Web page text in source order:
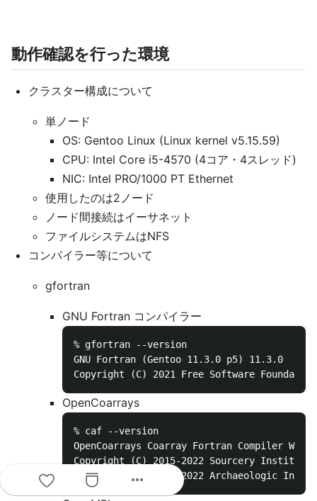
動作確認を行った環境
クラスター構成について
単ノード
OS: Gentoo Linux (Linux kernel v5.15.59)
CPU: Intel Core i5-4570 (4コア・4スレッド)
NIC: Intel PRO/1000 PT Ethernet
使用したのは2ノード
ノード間接続はイーサネット
ファイルシステムはNFS
コンパイラー等について
gfortran
GNU Fortran コンパイラー
% gfortran --version
GNU Fortran (Gentoo 11.3.0 p5) 11.3.0
OpenCoarrays
% caf --version
OpenCoarrays Coarray Fortran Compiler
Copyright (C) 2015-2022 Sourcery Institute
more_horiz